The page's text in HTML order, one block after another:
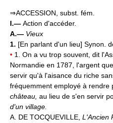
⇒ACCESSION, subst. fém.
I.— Action d'accéder.
A.— Vieux
1. [En parlant d'un lieu] Synon.
• 1. On a vu trop souvent, dit
Normandie en 1787, l'argent
servir qu'à l'aisance du riche
fréquemment employé à rendre
château, au lieu de s'en servir
d'un village.
A. DE TOCQUEVILLE, L'Ancien